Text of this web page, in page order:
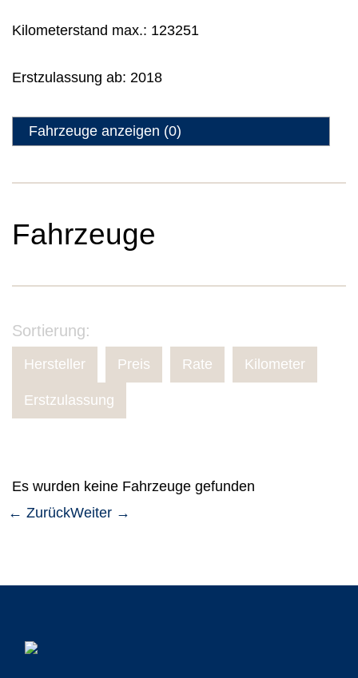
Kilometerstand max.: 123251
Erstzulassung ab: 2018
Fahrzeuge anzeigen (0)
Fahrzeuge
Sortierung:
Hersteller Preis Rate Kilometer
Erstzulassung
Es wurden keine Fahrzeuge gefunden
← ZurückWeiter →